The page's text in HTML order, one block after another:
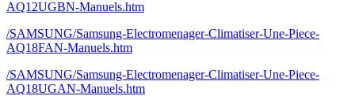
AQ12UGBN-Manuels.htm
/SAMSUNG/Samsung-Electromenager-Climatiser-Une-Piece-
AQ18FAN-Manuels.htm
/SAMSUNG/Samsung-Electromenager-Climatiser-Une-Piece-
AQ18UGAN-Manuels.htm